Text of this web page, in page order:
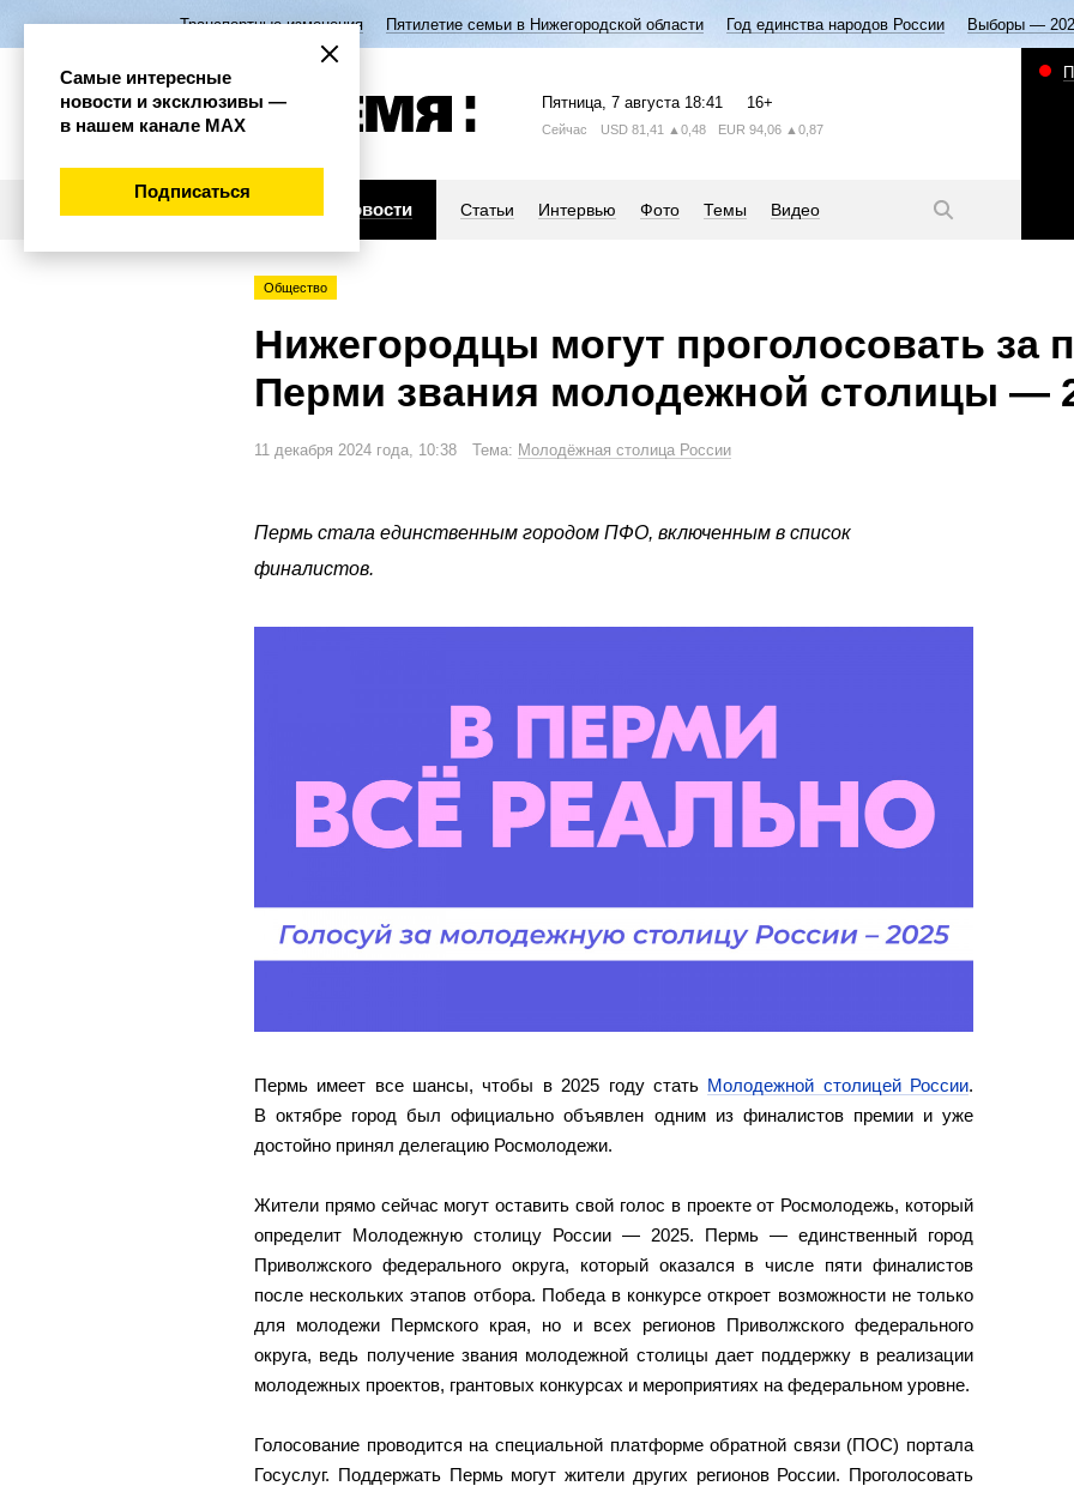
Транспортные изменения Пятилетие семьи в Нижегородской области Год единства народов России Выборы —
Пятница, 7 августа 18:41 16+
Сейчас USD 81,41 ▲0,48 EUR 94,06 ▲0,87
Новости Статьи Интервью Фото Темы Видео
Общество
Нижегородцы могут проголосовать за
Перми звания молодежной столицы —
11 декабря 2024 года, 10:38 Тема: Молодёжная столица России
Пермь стала единственным городом ПФО, включенным в список
финалистов.
Пермь имеет все шансы, чтобы в 2025 году стать Молодежной столицей России.
В октябре город был официально объявлен одним из финалистов премии и уже
достойно принял делегацию Росмолодежи.
Жители прямо сейчас могут оставить свой голос в проекте от Росмолодежь, который
определит Молодежную столицу России — 2025. Пермь — единственный город
Приволжского федерального округа, который оказался в числе пяти финалистов
после нескольких этапов отбора. Победа в конкурсе откроет возможности не только
для молодежи Пермского края, но и всех регионов Приволжского федерального
округа, ведь получение звания молодежной столицы дает поддержку в реализации
молодежных проектов, грантовых конкурсах и мероприятиях на федеральном уровне.
Голосование проводится на специальной платформе обратной связи (ПОС) портала
Госуслуг. Поддержать Пермь могут жители других регионов России. Проголосовать
Самые интересные
новости и эксклюзивы —
в нашем канале МАХ
Подписаться